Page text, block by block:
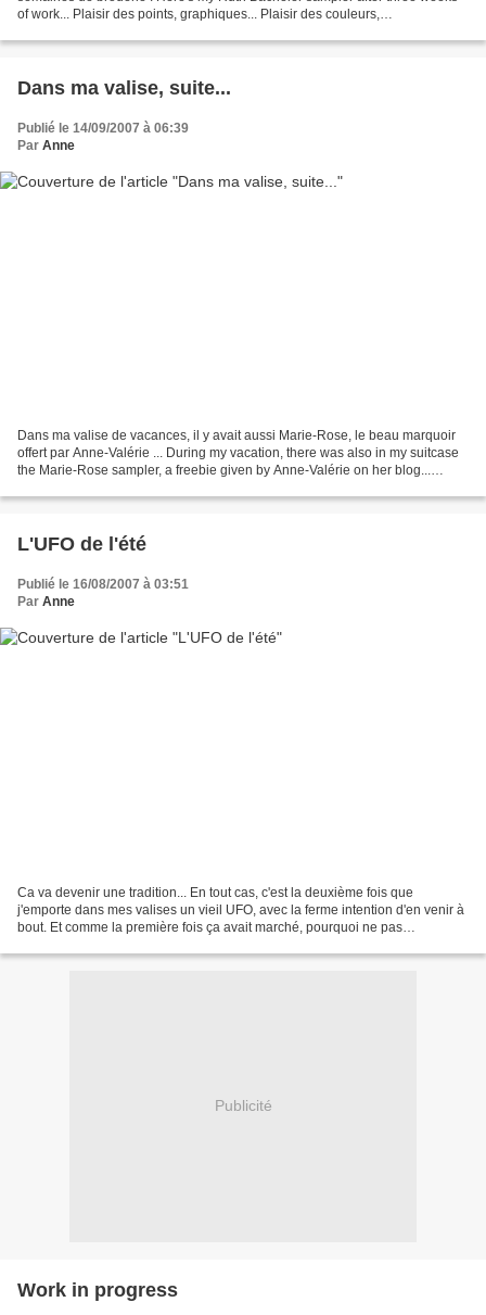
of work... Plaisir des points, graphiques... Plaisir des couleurs,
Dans ma valise, suite...
Publié le 14/09/2007 à 06:39
Par Anne
Dans ma valise de vacances, il y avait aussi Marie-Rose, le beau marquoir
offert par Anne-Valérie ... During my vacation, there was also in my suitcase
the Marie-Rose sampler, a freebie given by Anne-Valérie on her blog...
L'UFO de l'été
Publié le 16/08/2007 à 03:51
Par Anne
Ca va devenir une tradition... En tout cas, c'est la deuxième fois que
j'emporte dans mes valises un vieil UFO, avec la ferme intention d'en venir à
bout. Et comme la première fois ça avait marché, pourquoi ne pas
Publicité
Work in progress